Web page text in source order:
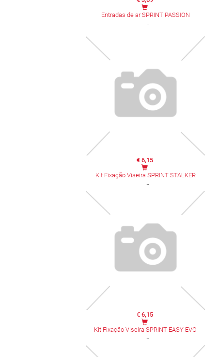
Entradas de ar SPRINT PASSION
€ 6,15
Kit Fixação Viseira SPRINT STALKER
€ 6,15
Kit Fixação Viseira SPRINT EASY EVO